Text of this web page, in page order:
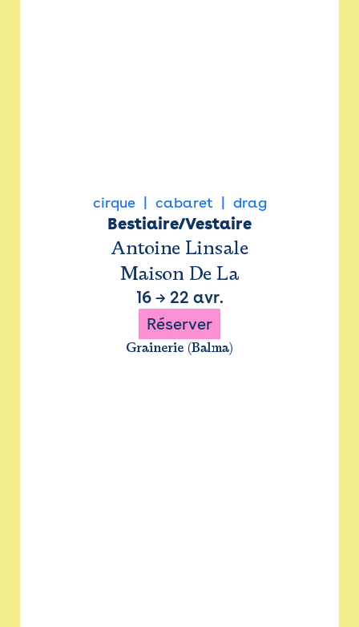
cirque cabaret drag
Bestiaire/Vestaire
Antoine Linsale
Maison De La
16→ 22 avr.
Réserver
Grainerie (Balma)